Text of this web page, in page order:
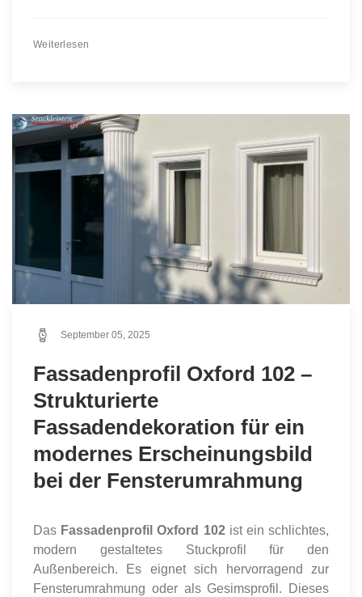
Weiterlesen
September 05, 2025
Fassadenprofil Oxford 102 –
Strukturierte
Fassadendekoration für ein
modernes Erscheinungsbild
bei der Fensterumrahmung
Das Fassadenprofil Oxford 102ist ein schlichtes,
modern gestaltetes Stuckprofil für den
Außenbereich. Es eignet sich hervorragend zur
Fensterumrahmung oder als Gesimsprofil. Dieses